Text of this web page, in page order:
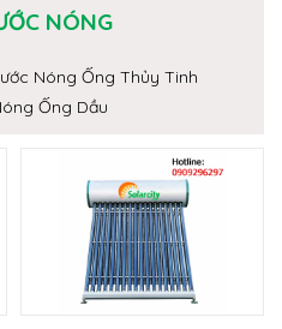
NÓNG
Nóng Ống Thủy Tinh
Ống Dầu